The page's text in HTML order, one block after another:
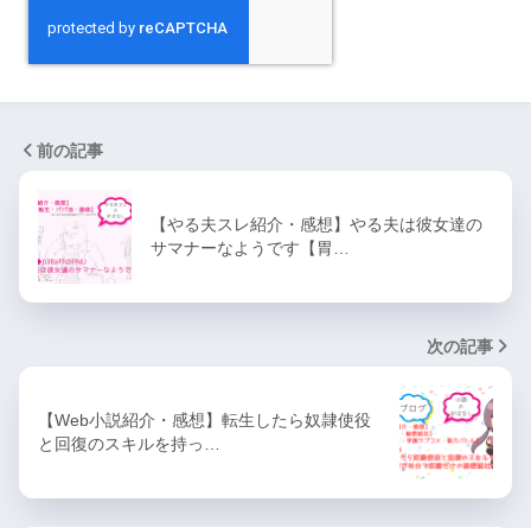
前の記事
【やる夫スレ紹介・感想】やる夫は彼女達の
サマナーなようです【胃…
次の記事
【Web小説紹介・感想】転生したら奴隷使役
と回復のスキルを持っ…